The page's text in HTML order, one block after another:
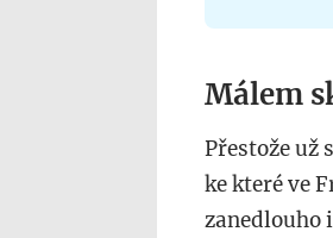
Málem
Přestože už
ke které ve
zanedlouho